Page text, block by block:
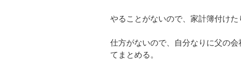
やることがないので、家計簿付けた
仕方がないので、自分なりに父の
てまとめる。